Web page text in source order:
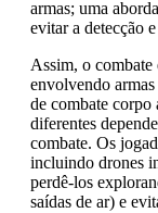
armas; uma
evitar a detecção
Assim, o
envolvendo
de combate corpo
diferentes
combate. Os
incluindo drones
perdê-los
saídas de ar) e